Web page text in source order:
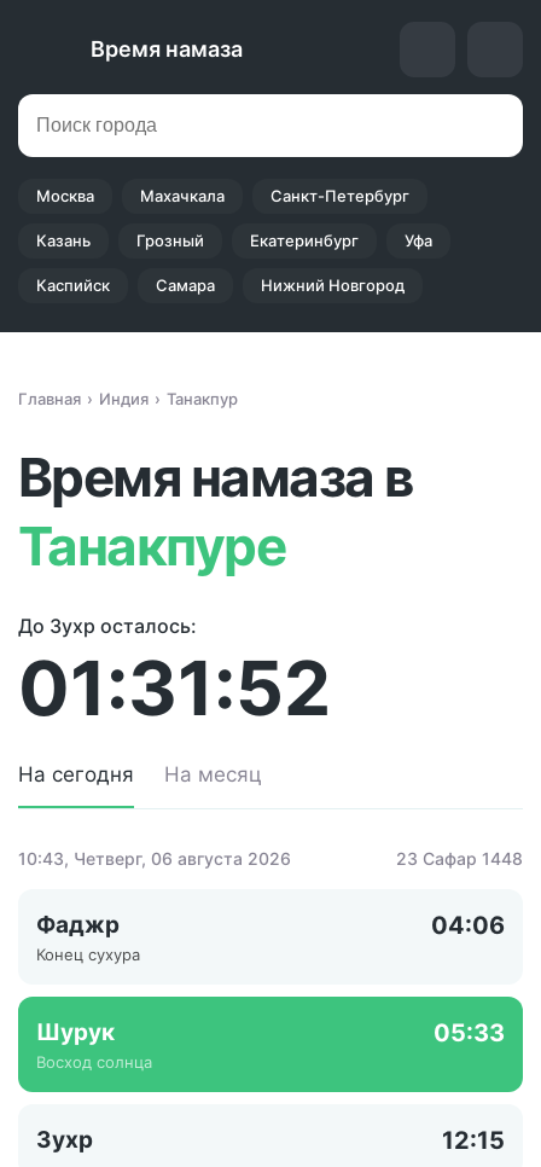
Время намаза
Москва Махачкала Санкт-Петербург
Казань Грозный Екатеринбург Уфа
Каспийск Самара Нижний Новгород
Главная Индия Танакпур
Время намаза в
Танакпуре
До Зухр осталось:
01:31:52
На сегодня На месяц
10:43, Четверг, 06 августа 2026 23 Сафар 1448
Фаджр 04:06
Конец сухура
Шурук 05:33
Восход солнца
Зухр 12:15